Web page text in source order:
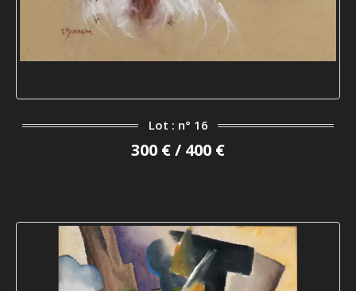
Lot : n° 16
300 € / 400 €